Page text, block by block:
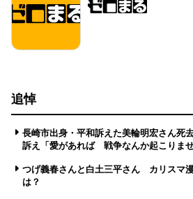
追悼
長崎市出身・平和訴えた美輪明宏さん
訴え「愛があれば 戦争なんか起こりませ
つげ義春さんと白土三平さん カリスマ
は？